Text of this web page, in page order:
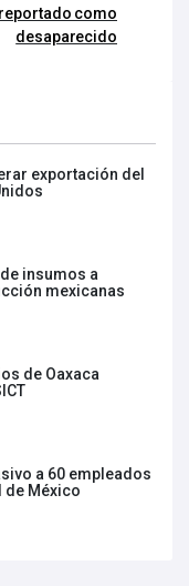
como
desaparecido
exportación del
insumos a
mexicanas
de Oaxaca
a 60 empleados
de México